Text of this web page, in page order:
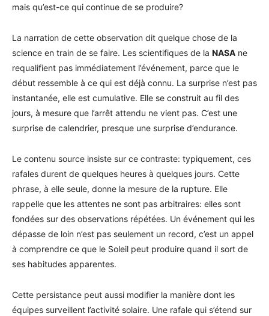
mais qu’est-ce qui continue de se produire?
La narration de cette observation dit quelque chose de la
science en train de se faire. Les scientifiques de la NASA ne
requalifient pas immédiatement l’événement, parce que le
début ressemble à ce qui est déjà connu. La surprise n’est pas
instantanée, elle est cumulative. Elle se construit au fil des
jours, à mesure que l’arrêt attendu ne vient pas. C’est une
surprise de calendrier, presque une surprise d’endurance.
Le contenu source insiste sur ce contraste: typiquement, ces
rafales durent de quelques heures à quelques jours. Cette
phrase, à elle seule, donne la mesure de la rupture. Elle
rappelle que les attentes ne sont pas arbitraires: elles sont
fondées sur des observations répétées. Un événement qui les
dépasse de loin n’est pas seulement un record, c’est un appel
à comprendre ce que le Soleil peut produire quand il sort de
ses habitudes apparentes.
Cette persistance peut aussi modifier la manière dont les
équipes surveillent l’activité solaire. Une rafale qui s’étend sur